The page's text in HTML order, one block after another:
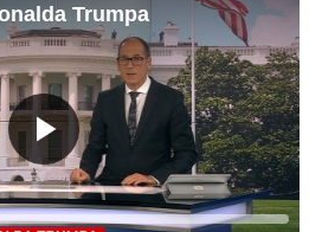
Trumpa
Predvajaj